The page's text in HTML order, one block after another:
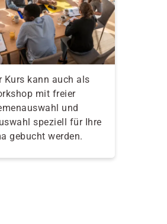
Kurs kann auch als
mit freier
und
speziell für Ihre
gebucht werden.